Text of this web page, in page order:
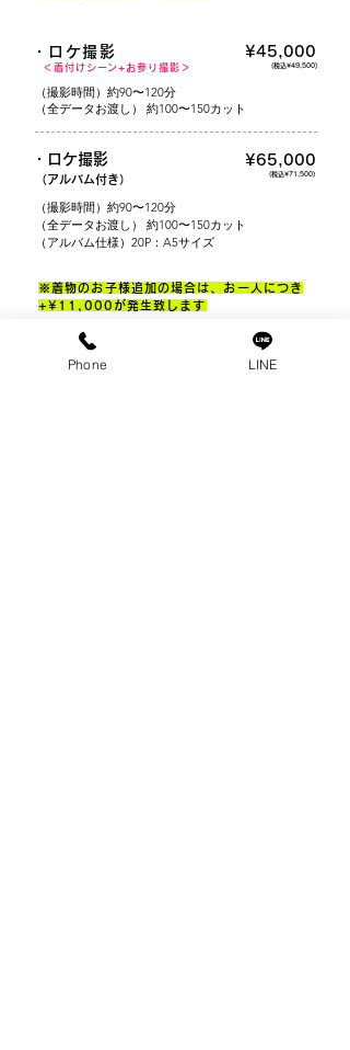
・ロケ撮影 ¥45,000
（撮影時間）約90〜120分
（全データお渡し） 約100〜150カット
・ロケ撮影 ¥65,000
（撮影時間）約90〜120分
（全データお渡し） 約100〜150カット
​（アルバム仕様）20P：A5サイズ
＜着付けシーン+お参り撮影＞
（アルバム付き）
※ロケ撮影にスタジオ撮影を追加の場合,+¥27,500で
※着物のお子様追加の場合は、お一人につき
+¥11,000が発生致します
(税込¥49,500)
(税込¥71,500)
Phone LINE